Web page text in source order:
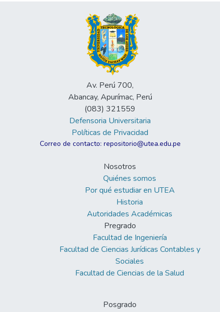
Av. Perú 700,
Abancay, Apurímac, Perú
(083) 321559
Defensoria Universitaria
Políticas de Privacidad
Correo de contacto: repositorio@utea.edu.pe
Nosotros
Quiénes somos
Por qué estudiar en UTEA
Historia
Autoridades Académicas
Pregrado
Facultad de Ingeniería
Facultad de Ciencias Jurídicas Contables y
Sociales
Facultad de Ciencias de la Salud
Posgrado